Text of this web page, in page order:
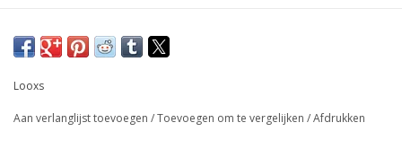
Looxs
Aan verlanglijst toevoegen /Toevoegen om te vergelijken /Afdrukken